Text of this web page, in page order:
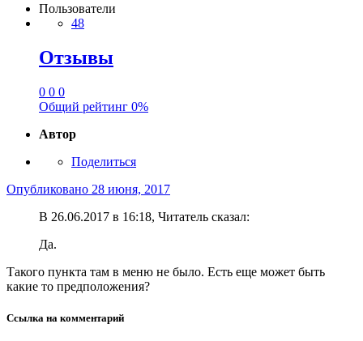
Пользователи
48
Отзывы
0 0 0
Общий рейтинг 0%
Автор
Поделиться
Опубликовано 28 июня, 2017
В 26.06.2017 в 16:18, Читатель сказал:
Да.
Такого пункта там в меню не было. Есть еще может быть
какие то предположения?
Ссылка на комментарий